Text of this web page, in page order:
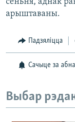
арыштаваны.
Падзяліцца
Сачыце за
Выбар